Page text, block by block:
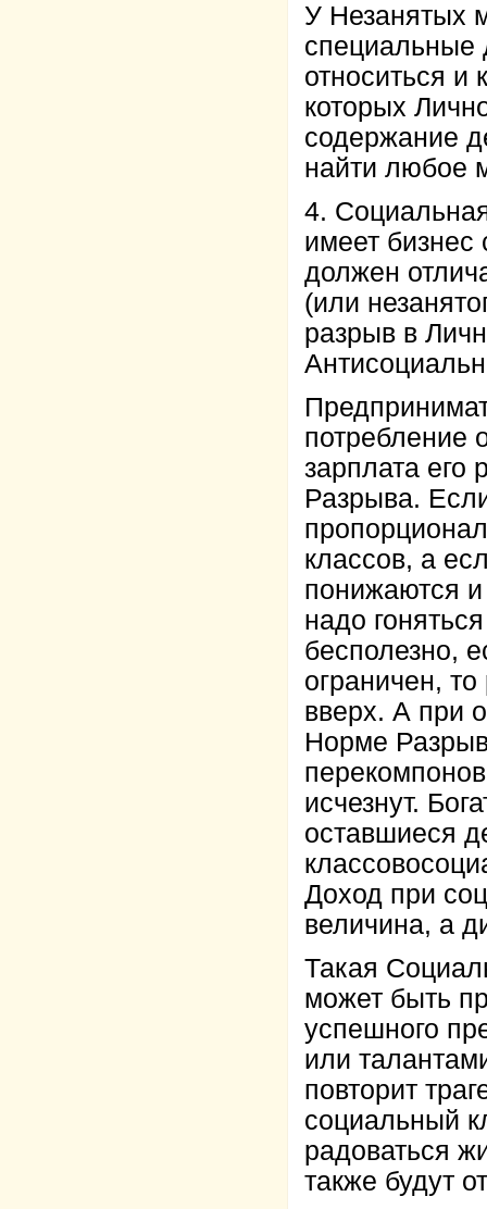
У Незанятых
специальные
относиться
которых
содержание
найти любое
4.
имеет
должен
(или
разрыв в
потребление
зарплата его
Разрыва.
классов, а
понижаются
надо
бесполезно,
ограничен,
вверх. А при
Норме
исчезнут.
оставшиеся
Доход при
величина, а
Такая
может быть
успешного
или
повторит
социальный
радоваться
также будут